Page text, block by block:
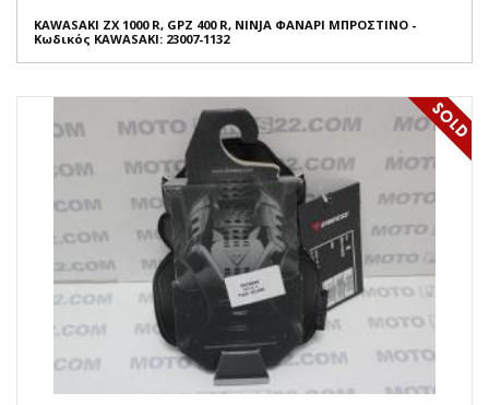
KAWASAKI ZX 1000 R, GPZ 400 R, NINJA ΦΑΝΑΡΙ ΜΠΡΟΣΤΙΝΟ -
Κωδικός KAWASAKI: 23007-1132